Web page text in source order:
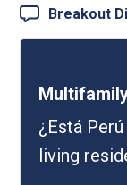
Breakout
¿Está
living